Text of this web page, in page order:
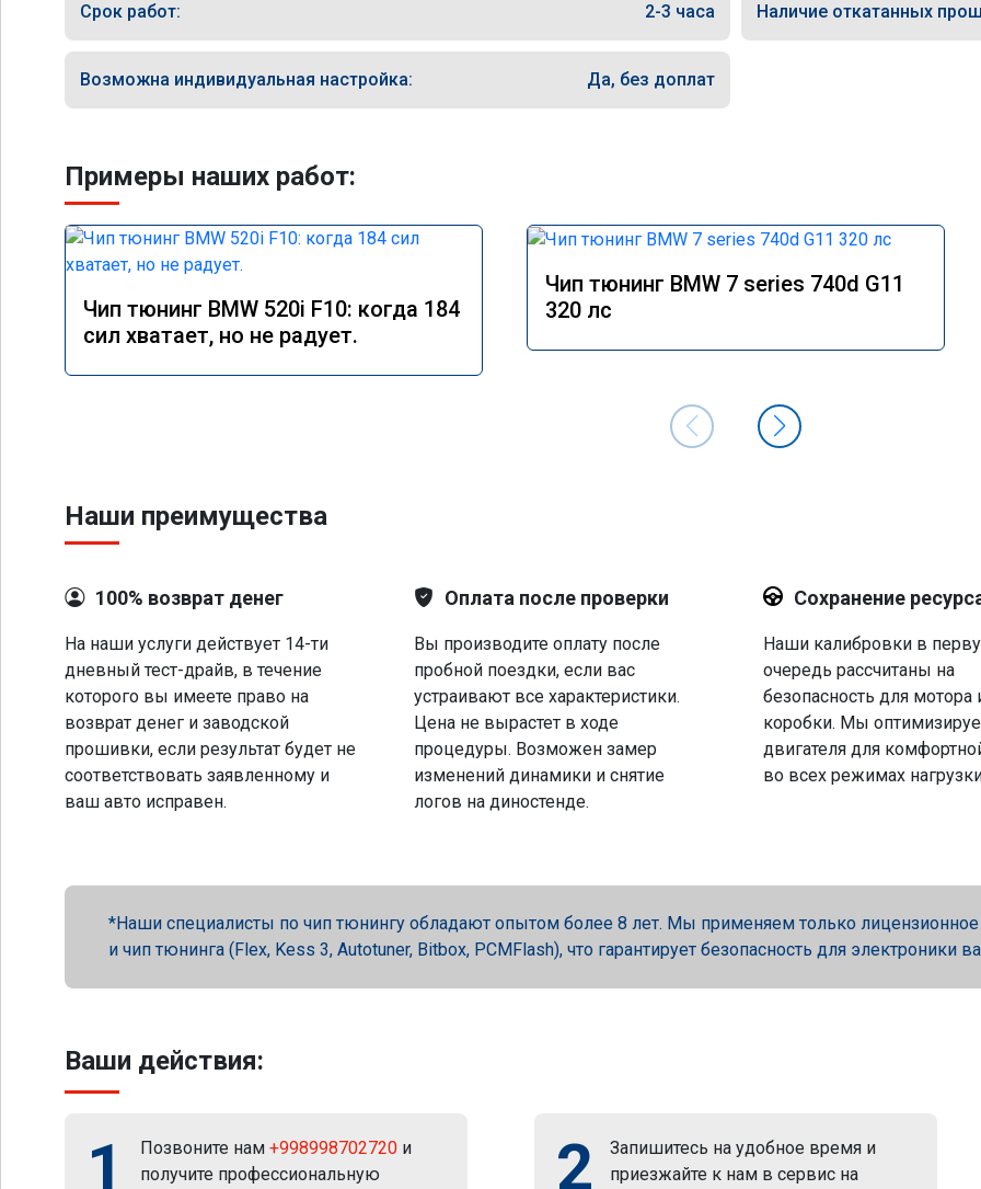
Срок работ: 2-3 часа Наличие откатанных
Возможна индивидуальная настройка: Да, без доплат
Примеры наших работ:
Чип тюнинг BMW 520i F10: когда 184
сил хватает, но не радует.
Чип тюнинг BMW 7 series 740d G11
320 лс
Наши преимущества
100% возврат денег
На наши услуги действует 14-ти
дневный тест-драйв, в течение
которого вы имеете право на
возврат денег и заводской
прошивки, если результат будет не
соответствовать заявленному и
ваш авто исправен.
Оплата после проверки
Вы производите оплату после
пробной поездки, если вас
устраивают все характеристики.
Цена не вырастет в ходе
процедуры. Возможен замер
изменений динамики и снятие
логов на диностенде.
Сохранение
Наши калибровки в
очередь рассчитаны на
безопасность для мотора
коробки. Мы
двигателя для
во всех режимах
Наши специалисты по чип тюнингу обладают опытом более 8 лет. Мы применяем только лицензионное
и чип тюнинга (Flex, Kess 3, Autotuner, Bitbox, PCMFlash), что гарантирует безопасность для электроники
Ваши действия:
1 Позвоните нам +998998702720 и
получите профессиональную
2
Запишитесь на удобное время и
приезжайте к нам в сервис на